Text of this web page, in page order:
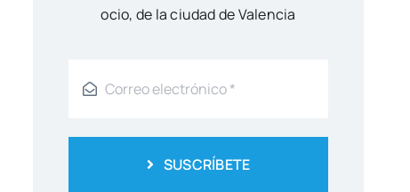
ocio, de la ciu­dad de Valen­cia
SUSCRÍBETE